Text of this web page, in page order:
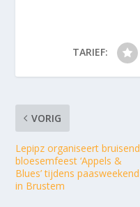
TARIEF:
VORIG
Lepipz organiseert bruisend
bloesemfeest ‘Appels &
Blues’ tijdens paasweekend
in Brustem